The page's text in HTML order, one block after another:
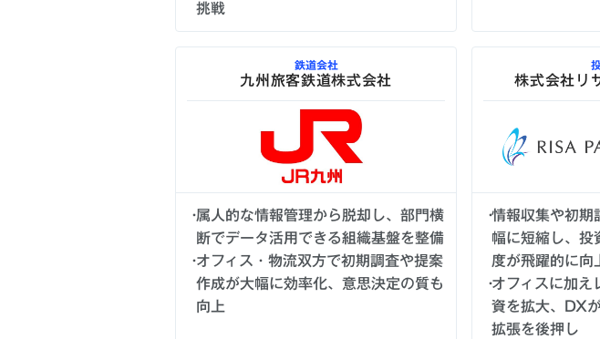
挑戦
鉄道会社
九州旅客鉄道株式会社
属人的な情報管理から脱却し、部門横
断でデータ活用できる組織基盤を整備
オフィス・物流双方で初期調査や提案
作成が大幅に効率化、意思決定の質も
向上
株式会社リ
情報収集や初期
幅に短縮し、投
度が飛躍的に向
オフィスに加え
資を拡大、DX
拡張を後押し